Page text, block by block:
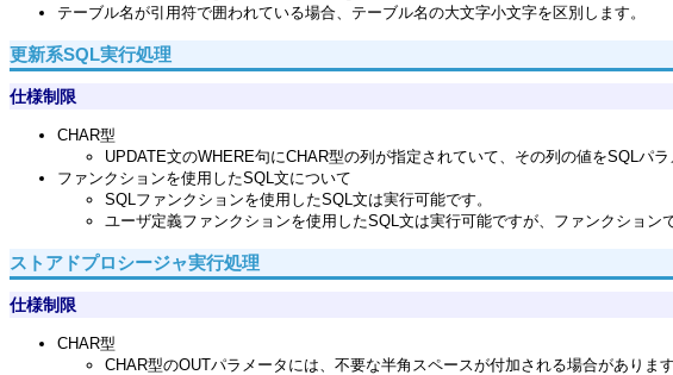
テーブル名が引用符で囲われている場合、テーブル名の大文字小文字を区別します。
更新系SQL実行処理
仕様制限
CHAR型
UPDATE文のWHERE句にCHAR型の列が指定されていて、その列の値をSQLパ
ファンクションを使用したSQL文について
SQLファンクションを使用したSQL文は実行可能です。
ユーザ定義ファンクションを使用したSQL文は実行可能ですが、ファンクション
ストアドプロシージャ実行処理
仕様制限
CHAR型
CHAR型のOUTパラメータには、不要な半角スペースが付加される場合があります